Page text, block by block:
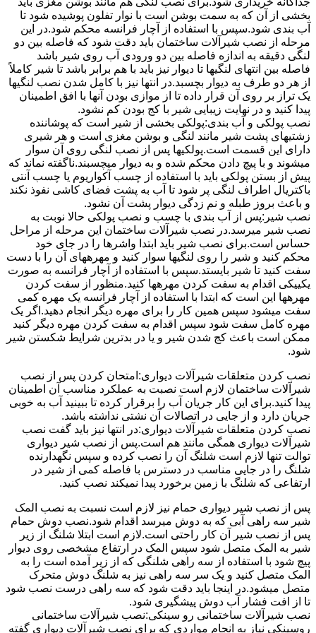
بخشی از آن که به سمت بوشن است با نوار تفلون پوشیده شود تا
آب بندی شود.سپس با استفاده از آچار فرانسه محکم شود.در این
مرحله از نصب شیرآلات ساختمان باید دقت شود که فاصله بین دو
لنگی دقیقه به اندازه فاصله بین دو ورودی آب روی شیر باشد
فاصله بین انتهای لنگیها تا دیوار نیز باید با هم برابر باشد تا شیر کاملاً
از هر دو طرف به دیوار بچسبد.در انتها نیز با کامل شدن نصب لنگیها
یک تراز بر روی آن قرار داده تا از موازی بودن آنها با افق اطمینان
پیدا کنید و در نهایت زیبایی شیر با کج بودن کم نشود.
نصب پولکی و آب بندی:پولکی بخشی از شیر است که پوشاننده
زشتیهای پشت شیر مانند لنگی و بوشن مغزی است و هر شیری
دارای این قسمت است.پولکیها پس از نصب لنگی روی آن سوار
میشوند و با پیچ دادن محکم شده و به دیوار میچسبند.ناگفته نماند که
پیش از بستن پولکی باید با استفاده از چسب آکواریوم یا چسب آنتی
باکتریال اطراف لنگی پر شود تا آب به پشت فضای کاشی نفوذ نکند
و باعث بروز طبله و نم زدگی دیوار پشت آن نشود.
نصب شیر:پس از آب بندی با چسب و نصب پولکی حالا نوبت به
نصب شیر میرسد.در نصب شیرآلات ساختمان این مرحله از مراحل
حساس است.برای نصب شیر باید ابتدا واشرها را در جای خود
محکم کنید و شیر را روی لنگیها سوار کنید و مهرههای آن را با دست
سفت کنید تا شیر بایستد.سپس با استفاده از آچار فرانسه به صورت
یکییکی اقدام به سفت کردن مهرهها کنید.منظور از سفت کردن
مهرهها این است که ابتدا با استفاده از آچار فرانسه یک مهره کمی
سفت میشود سپس همین کار را برای مهره دیگر انجام دهید.اگر یک
مهره کامل سفت شود سپس اقدام به سفت کردن مهره دیگر کنید
ممکن است باعث کج شدن شیر و یا در بدترین شرایط شکستن شیر
شود.
نصب کردن متعلقات شیرآلات دیواری:امتحان کردن پس از نصب
شیرآلات ساختمان لازم است نصبت به عملکرد مناسب آن اطمینان
پیدا کنید.برای این کار جریان آب را برقرار کرده تا ببینید آب به خوبی
جریان دارد و از جایی در اتصالات آن نشتی نداشته باشد.
نصب کردن متعلقات شیرآلات دیواری:در انتها نیز باید گفت نصب
شیرآلات دیواری همگی مانند هم است.پس از نصب شیر دیواری
توالت تنها لازم است شلنگ آن را نصب کرده و سپس نگهدارنده
شلنگ را در جایی مناسب در دسترس با فاصله کمی از شیر در
ارتفاعی که شلنگ با زمین برخورد پیدا نمیکند نصب کنید.
پس از نصب شیر دیواری حمام نیز لازم است نسبت به نصب المک
شیر سه راهی آبی که به دوش میرسد اقدام شود.نصب دوش حمام
پس از نصب شیر آن کار راحتی است.لازم است ابتلا شلنگ از زیر
شیر به المک متصل شود سپس المک در ارتفاع مشخصی روی دیوار
پیچ شود با استفاده از سه راهی شلنگی که از زیر آمده است را به
المک متصل کنید و یک سر سه راهی نیز به شلنگ دوش متحرک
متصل میشود.در اینجا باید دقت شود که سه راهی درست نصب شود
تا از افت فشار آب دوش پیشگیری شود.
نصب شیرآلات ساختمانی رو سینکی:نصب شیرآلات ساختمانی
روسینکی نیاز به انجام مواردی که برای نصب شیرآلات دیواری گفته